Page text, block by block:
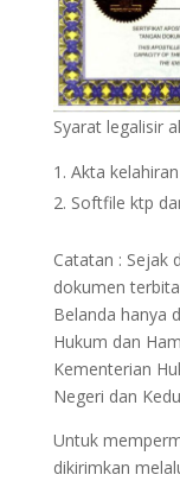
Syarat legalisir
Akta
Softfile ktp
Catatan : Sejak
dokumen
Belanda hanya
Hukum dan
Kementerian
Negeri dan
Untuk
dikirimkan